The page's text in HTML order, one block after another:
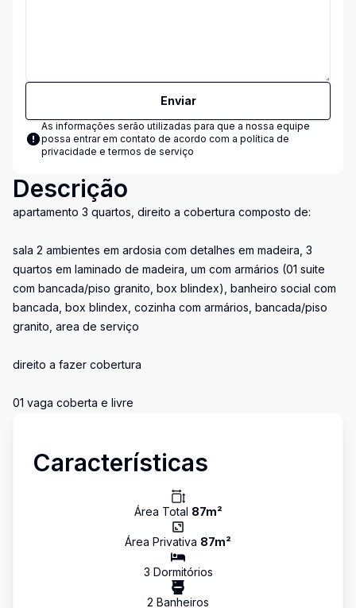
Enviar
As informações serão utilizadas para que a nossa equipe
possa entrar em contato de acordo com a política de
privacidade e termos de serviço
Descrição
apartamento 3 quartos, direito a cobertura composto de:
sala 2 ambientes em ardosia com detalhes em madeira, 3
quartos em laminado de madeira, um com armários (01 suite
com bancada/piso granito, box blindex), banheiro social com
bancada, box blindex, cozinha com armários, bancada/piso
granito, area de serviço
direito a fazer cobertura
01 vaga coberta e livre
Características
Área Total 87m²
Área Privativa 87m²
3 Dormitórios
2 Banheiros